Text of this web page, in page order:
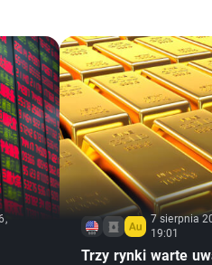
7 sierpnia
19:01
Trzy rynki warte